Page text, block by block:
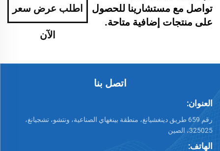
تواصل مع مستشارينا للحصول
على منتجات إضافية متاحة.
اطلب عرض سعر
الآن
اتصل بنا
العنوان:
رقم 659 طريق دينغشيانغ، منطقة بينغهاي الصناعية، ونتشو، تشجيانغ،
325025، الصين
الهاتف: